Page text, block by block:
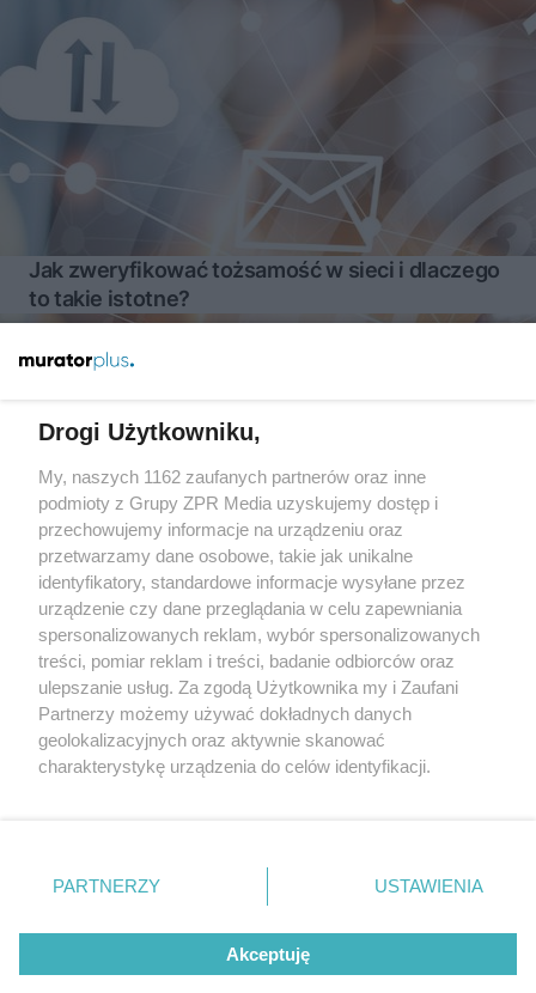
Jak zweryfikować tożsamość w sieci i dlaczego
to takie istotne?
Żaden utwór zamieszczony w serwisie nie może być powielany i
rozpowszechniany lub dalej rozpowszechniany w jakikolwiek
sposób (w tym także elektroniczny lub mechaniczny) na
jakimkolwiek polu eksploatacji w jakiejkolwiek formie, włącznie z
umieszczaniem w Internecie bez pisemnej zgody właściciela praw.
Jakiekolwiek użycie lub wykorzystanie utworów w całości lub w
części z naruszeniem prawa, tzn. bez właściwej zgody, jest
zabronione pod groźbą kary i może być ścigane prawnie.
Drogi Użytkowniku,
My, naszych 1162 zaufanych partnerów oraz inne
podmioty z Grupy ZPR Media uzyskujemy dostęp i
przechowujemy informacje na urządzeniu oraz
przetwarzamy dane osobowe, takie jak unikalne
identyfikatory, standardowe informacje wysyłane przez
urządzenie czy dane przeglądania w celu zapewniania
spersonalizowanych reklam, wybór spersonalizowanych
treści, pomiar reklam i treści, badanie odbiorców oraz
ulepszanie usług. Za zgodą Użytkownika my i Zaufani
Partnerzy możemy używać dokładnych danych
geolokalizacyjnych oraz aktywnie skanować
charakterystykę urządzenia do celów identyfikacji.
zmienić/wycofać klikając przycisk ustawień prywatności
znajdujący się w lewym dolnym rogu strony
rodzaje przetwarzania danych nie wymagają zgody
użytkownika, ale masz prawo sprzeciwić się takiemu
przetwarzaniu. Preferencje będą miały zastosowanie tylko
PARTNERZY USTAWIENIA
Akceptuję